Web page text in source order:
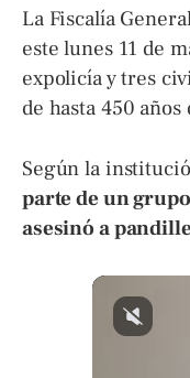
La Fiscalía
este lunes 11 de
expolicía y tres
de hasta 450
Según la
parte de un
asesinó a